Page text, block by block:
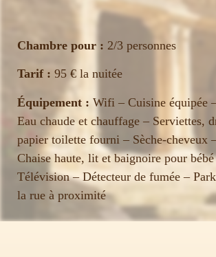
Chambre pour : 2/3 personnes
Tarif : 95 € la nuitée
Équipement : Wifi – Cuisine équipée
Eau chaude et chauffage – Serviettes,
papier toilette fourni – Sèche-cheveux
Chaise haute, lit et baignoire pour
Télévision – Détecteur de fumée –
la rue à proximité